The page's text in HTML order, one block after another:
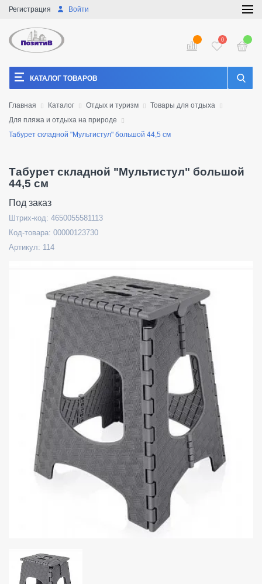
Войти
Регистрация
0
КАТАЛОГ ТОВАРОВ
Главная Каталог Отдых и туризм
Товары для отдыха
Для пляжа и отдыха на природе
Табурет складной "Мультистул" большой 44,5 см
Табурет складной "Мультистул" большой
44,5 см
Под заказ
Штрих-код: 4650055581113
Код-товара: 00000123730
Артикул: 114